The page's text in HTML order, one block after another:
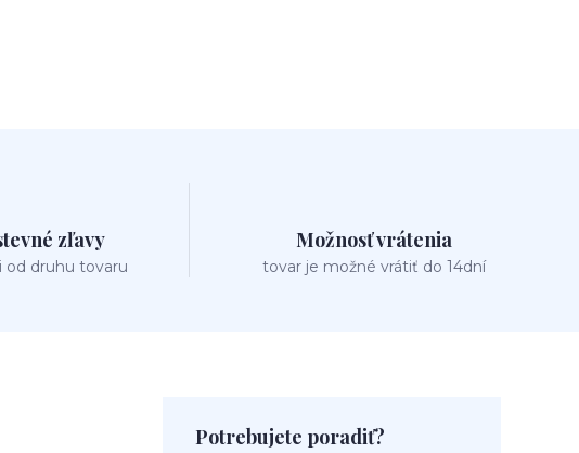
zľavy
od druhu tovaru
Možnosť vrátenia
tovar je možné vrátiť do 14dní
Potrebujete poradiť?